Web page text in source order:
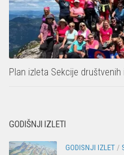
Plan izleta Sekcije
GODIŠNJI IZLETI
GODISNJI IZLET /